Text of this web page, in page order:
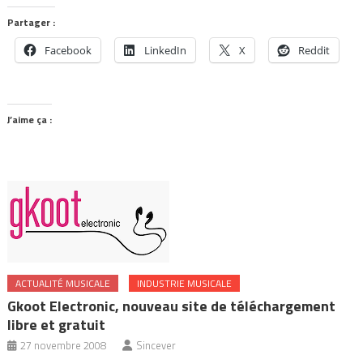
Partager :
Facebook LinkedIn X Reddit
J’aime ça :
ACTUALITÉ MUSICALE INDUSTRIE MUSICALE
Gkoot Electronic, nouveau site de téléchargement
libre et gratuit
27 novembre 2008 Sincever